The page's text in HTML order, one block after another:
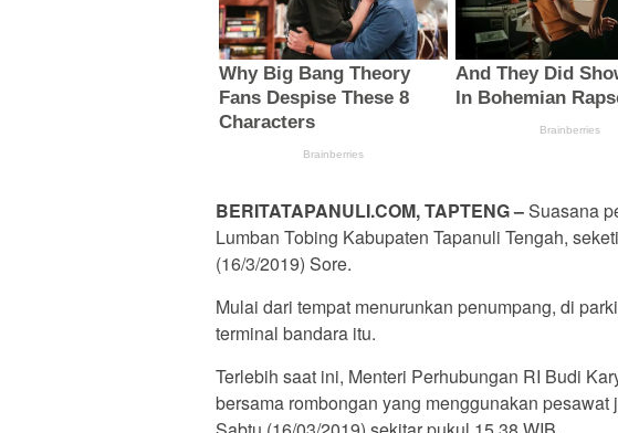
BERITATAPANULI.COM, TAPTENG –Suasana
Lumban Tobing Kabupaten Tapanuli Tengah,
(16/3/2019) Sore.
Mulai dari tempat menurunkan penumpang, di
terminal bandara itu.
Terlebih saat ini, Menteri Perhubungan RI Budi
bersama rombongan yang menggunakan